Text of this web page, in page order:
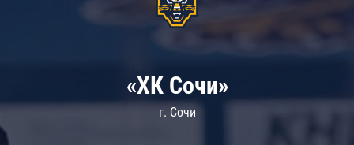
«ХК Сочи»
г. Сочи